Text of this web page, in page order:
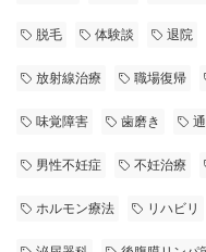
脱毛 体験談 退院
放射線治療 職場復帰
味覚障害 歯磨き
男性不妊症 不妊治療
ホルモン療法 リハビリ